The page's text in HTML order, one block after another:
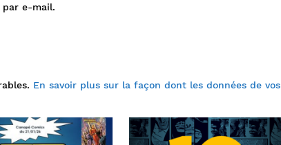
par e-mail.
En savoir plus sur la façon dont les données de vos